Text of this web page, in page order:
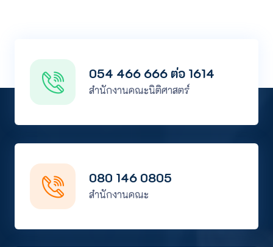
054 466 666 ต่อ 1614
สำนักงานคณะนิติศาสตร์
080 146 0805
สำนักงานคณะ